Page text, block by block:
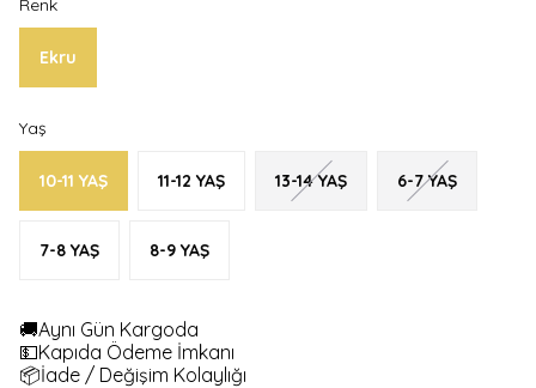
Renk
Ekru
Yaş
10-11 YAŞ 11-12 YAŞ 13-14 YAŞ 6-7 YAŞ
7-8 YAŞ 8-9 YAŞ
🚚Aynı Gün Kargoda
💵Kapıda Ödeme İmkanı
📦İade / Değişim Kolaylığı